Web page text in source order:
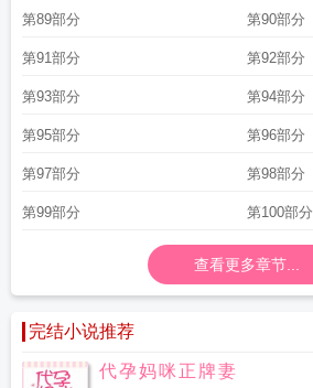
第89部分 第90部分
第91部分 第92部分
第93部分 第94部分
第95部分 第96部分
第97部分 第98部分
第99部分 第100部分
查看更多章节...
完结小说推荐
代孕妈咪正牌妻